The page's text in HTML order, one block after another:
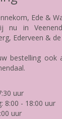
Ede &
nu in
Ederveen &
bestelling ook
uur
8:00 - 18:00 uur
uur